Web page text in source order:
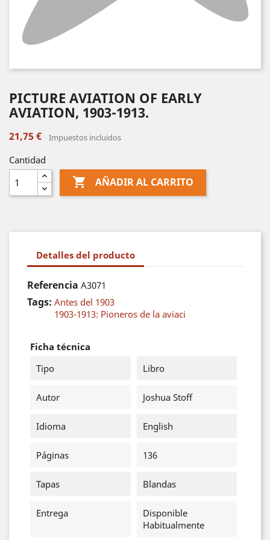
PICTURE AVIATION OF EARLY
AVIATION, 1903-1913.
21,75 € Impuestos incluidos
Cantidad
 AÑADIR AL CARRITO
Detalles del producto
Referencia A3071
Tags: Antes del 1903
1903-1913: Pioneros de la aviaci
Ficha técnica
Tipo
Libro
Autor Joshua Stoff
Idioma English
Páginas 136
Tapas Blandas
Entrega
Disponible
Habitualmente